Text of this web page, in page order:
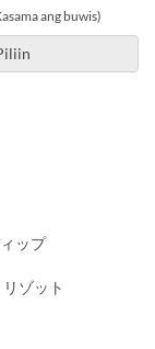
ang buwis)
ップ
ゾット